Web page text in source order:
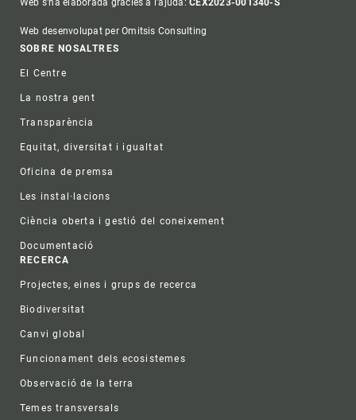
Web desenvolupat per Omitsis Consulting
Footer
SOBRE NOSALTRES
El Centre
La nostra gent
Transparència
Equitat, diversitat i igualtat
Oficina de premsa
Les instal·lacions
Ciència oberta i gestió del coneixement
Documentació
RECERCA
Projectes, eines i grups de recerca
Biodiversitat
Canvi global
Funcionament dels ecosistemes
Observació de la terra
Temes transversals